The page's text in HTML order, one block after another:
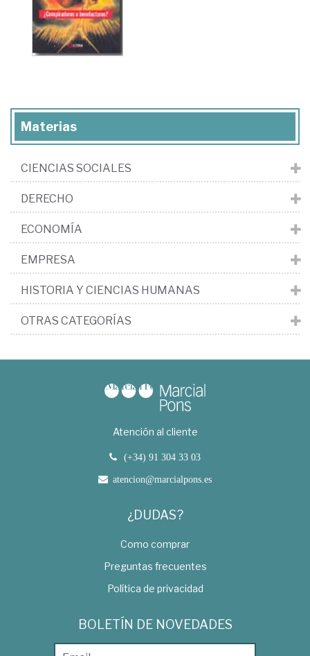
Materias
CIENCIAS SOCIALES
DERECHO
ECONOMÍA
EMPRESA
HISTORIA Y CIENCIAS HUMANAS
OTRAS CATEGORÍAS
Atención al cliente
(+34) 91 304 33 03
atencion@marcialpons.es
¿DUDAS?
Como comprar
Preguntas frecuentes
Política de privacidad
BOLETÍN DE NOVEDADES